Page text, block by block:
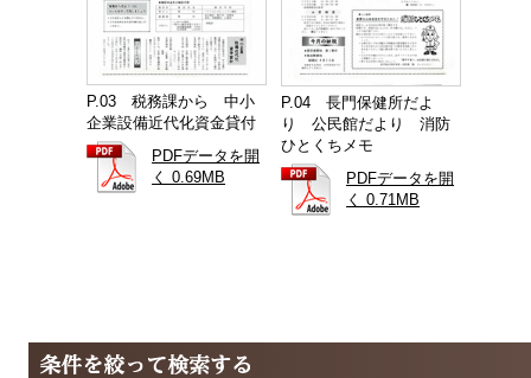
P.03 税務課から 中小
企業設備近代化資金貸付
PDFデータを開
く 0.69MB
P.04 長門保健所だよ
り 公民館だより 消防
ひとくちメモ
PDFデータを開
く 0.71MB